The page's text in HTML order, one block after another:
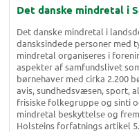
Det danske mindretal i
Det danske mindretal i
dansksindede personer med
mindretal organiseres i
aspekter af samfundslivet
børnehaver med cirka 2.200
avis, sundhedsvæsen, sport,
frisiske folkegruppe og sinti
mindretal beskyttelse og
Holsteins forfatnings artikel 5.